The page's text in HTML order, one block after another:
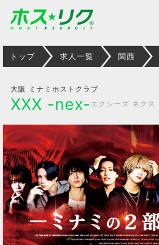
トップ 求人一覧 関西
大阪 ミナミホストクラブ
XXX -nex- エクシーズ ネクス